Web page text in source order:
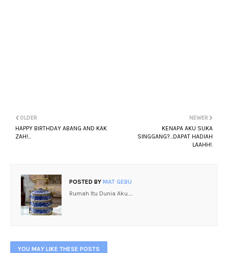
NEWER
KENAPA AKU SUKA
SINGGANG?...DAPAT HADIAH
LAAHH!.
OLDER
HAPPY BIRTHDAY ABANG AND KAK
ZAH!...
POSTED BY MAT GEBU
Rumah Itu Dunia Aku.....
YOU MAY LIKE THESE POSTS